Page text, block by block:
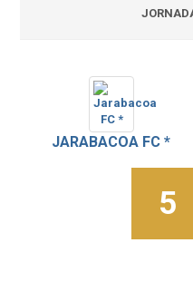
JARABACOA FC *
5